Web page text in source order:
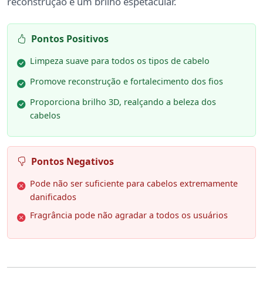
Pontos Positivos
Limpeza suave para todos os tipos de cabelo
Promove reconstrução e fortalecimento dos fios
Proporciona brilho 3D, realçando a beleza dos
cabelos
Pontos Negativos
Pode não ser suficiente para cabelos extremamente
danificados
Fragrância pode não agradar a todos os usuários